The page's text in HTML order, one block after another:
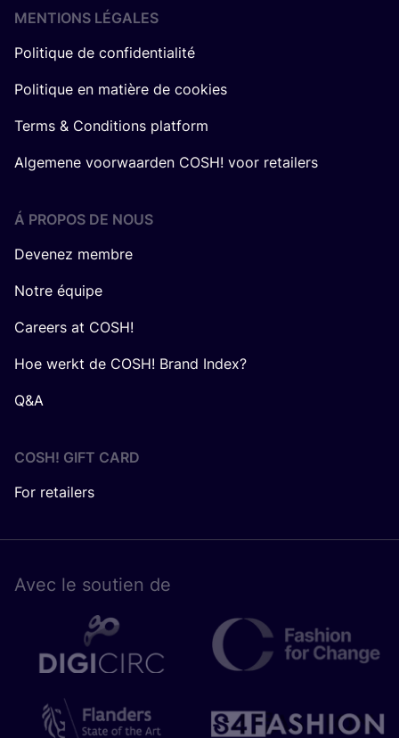
MENTIONS LÉGALES
Politique de confidentialité
Politique en matière de cookies
Terms & Conditions platform
Algemene voorwaarden COSH! voor retailers
Á PROPOS DE NOUS
Devenez membre
Notre équipe
Careers at COSH!
Hoe werkt de COSH! Brand Index?
Q&A
COSH! GIFT CARD
For retailers
Avec le sou­tien de